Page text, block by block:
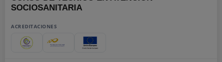
SOCIOSANITARIA
ACREDITACIONES